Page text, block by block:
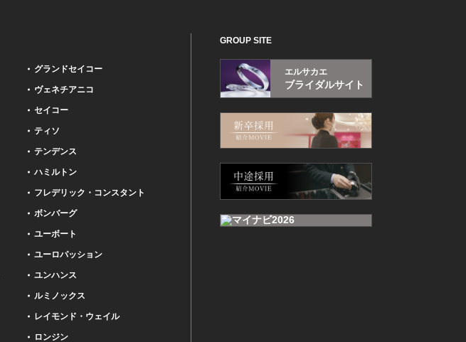
グランドセイコー
ヴェネチアニコ
セイコー
ティソ
テンデンス
ハミルトン
フレデリック・コンスタント
ボンバーグ
ユーボート
ユーロパッション
ユンハンス
ルミノックス
レイモンド・ウェイル
ロンジン
GROUP SITE
エルサカエ
ブライダルサイト